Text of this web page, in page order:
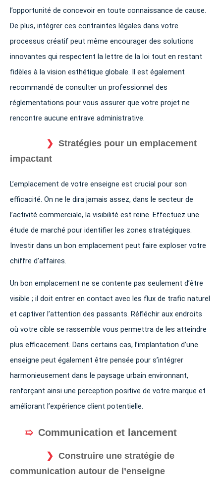
l’opportunité de concevoir en toute connaissance de cause.
De plus, intégrer ces contraintes légales dans votre
processus créatif peut même encourager des solutions
innovantes qui respectent la lettre de la loi tout en restant
fidèles à la vision esthétique globale. Il est également
recommandé de consulter un professionnel des
réglementations pour vous assurer que votre projet ne
rencontre aucune entrave administrative.
Stratégies pour un emplacement
impactant
L’emplacement de votre enseigne est crucial pour son
efficacité. On ne le dira jamais assez, dans le secteur de
l’activité commerciale, la visibilité est reine. Effectuez une
étude de marché pour identifier les zones stratégiques.
Investir dans un bon emplacement peut faire exploser votre
chiffre d’affaires.
Un bon emplacement ne se contente pas seulement d’être
visible ; il doit entrer en contact avec les flux de trafic naturel
et captiver l’attention des passants. Réfléchir aux endroits
où votre cible se rassemble vous permettra de les atteindre
plus efficacement. Dans certains cas, l’implantation d’une
enseigne peut également être pensée pour s’intégrer
harmonieusement dans le paysage urbain environnant,
renforçant ainsi une perception positive de votre marque et
améliorant l’expérience client potentielle.
Communication et lancement
Construire une stratégie de
communication autour de l’enseigne